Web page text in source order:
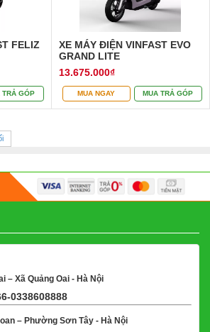
FELIZ
TRẢ GÓP
XE MÁY ĐIỆN VINFAST EVO
GRAND LITE
13.675.000₫
MUA NGAY MUA TRẢ GÓP
– Xã Quảng Oai - Hà Nội
0338608888
– Phường Sơn Tây - Hà Nội